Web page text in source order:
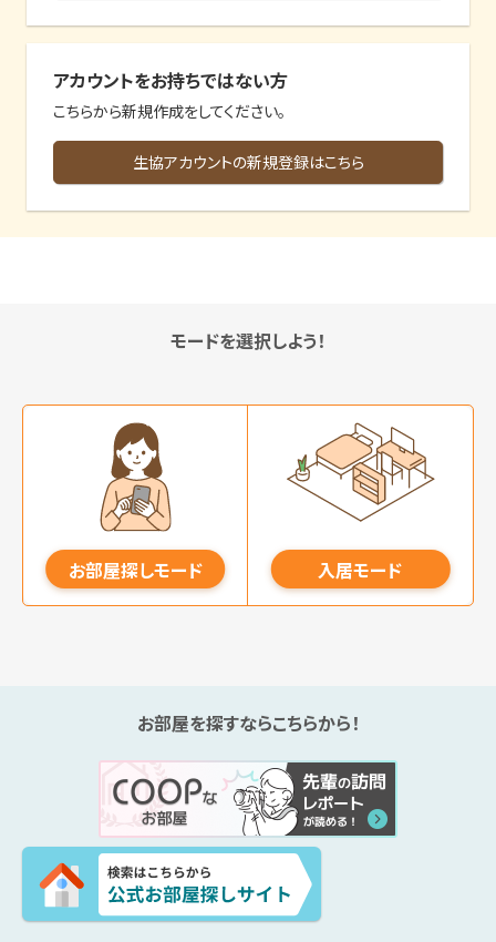
アカウントをお持ちではない方
こちらから新規作成をしてください。
生協アカウントの新規登録はこちら
モードを選択しよう！
お部屋探しモード 入居モード
お部屋を探すならこちらから！